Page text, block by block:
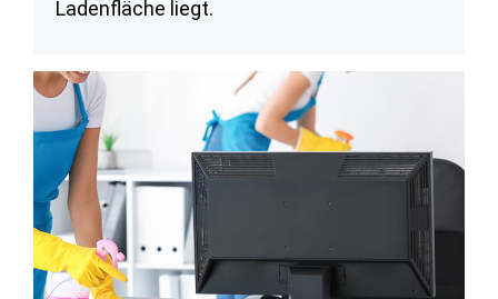
Ladenfläche liegt.